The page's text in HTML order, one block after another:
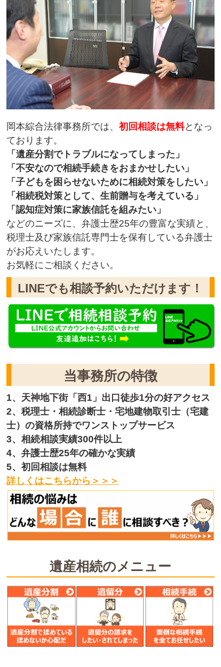
岡本綜合法律事務所では、初回相談は無料となっ
ております。
「遺産分割でトラブルになってしまった」
「不安なので相続手続きをおまかせしたい」
「子どもを困らせないために相続対策をしたい」
「相続税対策として、生前贈与を考えている」
「認知症対策に家族信託を組みたい」
などのニーズに、弁護士歴25年の豊富な実績と、
税理士及び家族信託専門士を保有している弁護士
がお応えいたします。
お気軽にご相談ください。
LINEでも相談予約いただけます！
当事務所の特徴
1、天神地下街「西1」出口徒歩1分の好アクセス
2、税理士・相続診断士・宅地建物取引士（宅建
士）の資格所持でワンストップサービス
3、相続相談実績300件以上
4、弁護士歴25年の確かな実績
5、初回相談は無料
詳しくはこちらから＞＞＞
遺産相続のメニュー